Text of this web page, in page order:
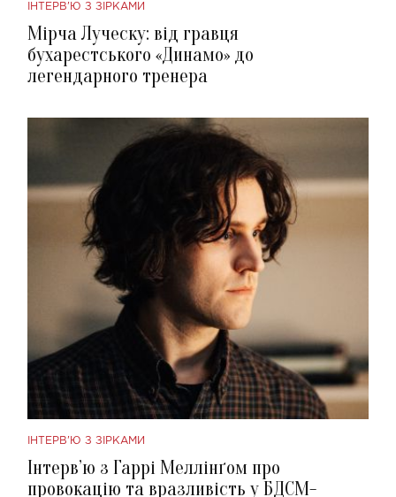
ІНТЕРВ'Ю З ЗІРКАМИ
Мірча Луческу: від гравця
бухарестського «Динамо» до
легендарного тренера
ІНТЕРВ'Ю З ЗІРКАМИ
Інтерв’ю з Гаррі Меллінґом про
провокацію та вразливість у БДСМ-